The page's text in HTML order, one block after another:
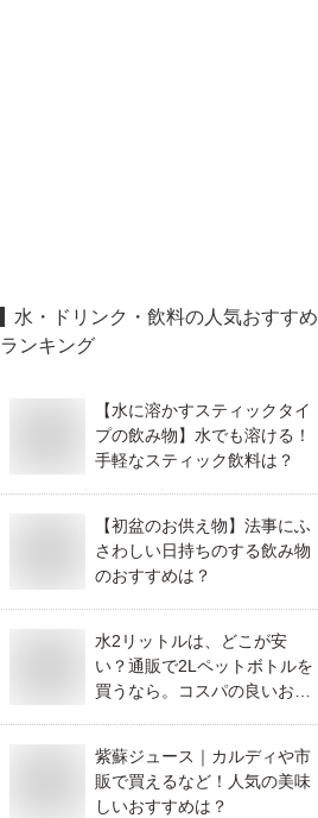
水・ドリンク・飲料の人気おすすめ
ランキング
【水に溶かすスティックタイ
プの飲み物】水でも溶ける！
手軽なスティック飲料は？
【初盆のお供え物】法事にふ
さわしい日持ちのする飲み物
のおすすめは？
水2リットルは、どこが安
い？通販で2Lペットボトルを
買うなら。コスパの良いおす
紫蘇ジュース｜カルディや市
販で買えるなど！人気の美味
しいおすすめは？